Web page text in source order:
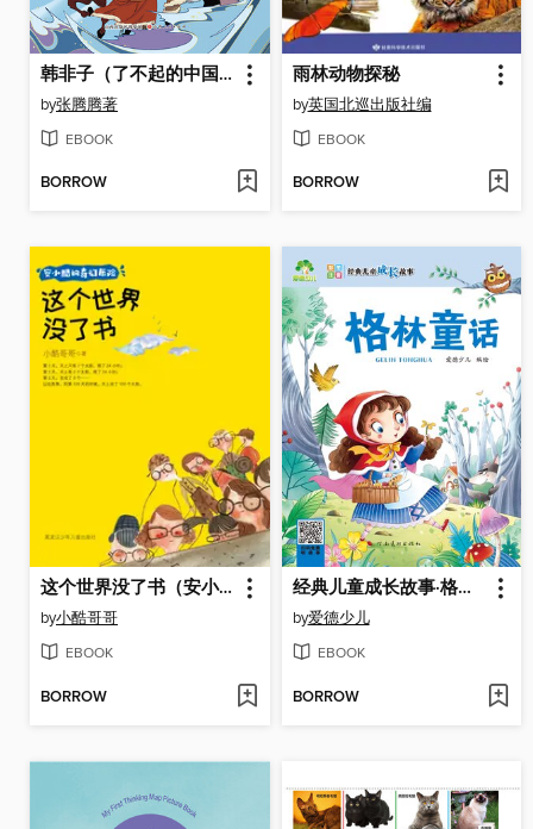
韩非子（了不起的中国传统文化）
by张腾腾著
EBOOK
BORROW
雨林动物探秘
by英国北巡出版社编
EBOOK
BORROW
这个世界没了书（安小酷的奇幻历险）
by小酷哥哥
EBOOK
BORROW
经典儿童成长故事·格林童话
by爱德少儿
EBOOK
BORROW